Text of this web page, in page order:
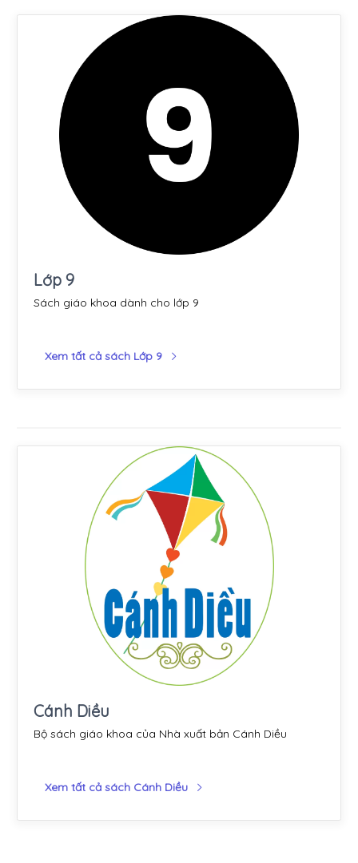
Lớp 9
Sách giáo khoa dành cho lớp 9
Xem tất cả sách Lớp 9
Cánh Diều
Bộ sách giáo khoa của Nhà xuất bản Cánh Diều
Xem tất cả sách Cánh Diều